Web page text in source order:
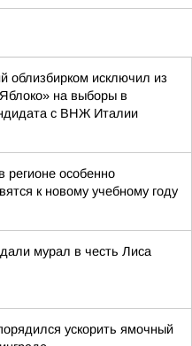
облизбирком исключил из
на выборы в
с ВНЖ Италии
регионе особенно
к новому учебному году
мурал в честь Лиса
ускорить ямочный